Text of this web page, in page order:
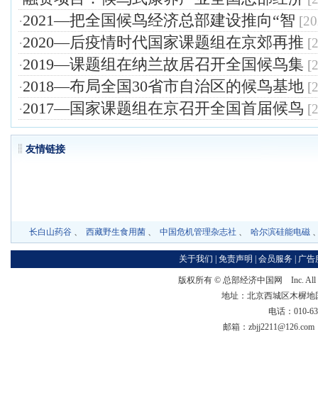
·2021—把全国候鸟经济总部建设推向“智 [
·2020—后疫情时代国家课题组在京郊再推 [
·2019—课题组在纳兰故居召开全国候鸟集 [
·2018—布局全国30省市自治区的候鸟基地 [
·2017—国家课题组在京召开全国首届候鸟 [
友情链
长白山药谷 、 西藏野生食用菌 、 中国危机管理杂志社 、 哈尔滨硅能电磁
关于我们 免责声明 会员服务 广告
版权所有 © 总部经济中国网
Inc. All
地址：北京西城区木樨
电话：010-
邮箱：